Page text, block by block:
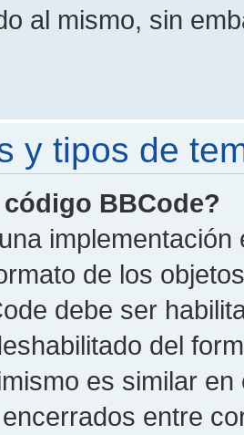
al mismo, sin
y tipos de
BBCode?
de los
debe ser
del
es similar
entre